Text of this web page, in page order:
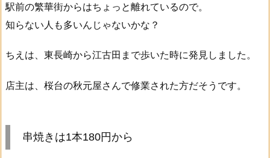
駅前の繁華街からはちょっと離れているので。
知らない人も多いんじゃないかな？
ちえは、東長崎から江古田まで歩いた時に発見しました。
店主は、桜台の秋元屋さんで修業された方だそうです。
串焼きは1本180円から